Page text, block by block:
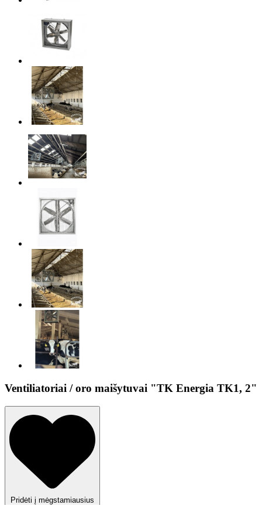
Ventiliatoriai / oro maišytuvai "TK Energia TK1, 2"
Pridėti į mėgstamiausius